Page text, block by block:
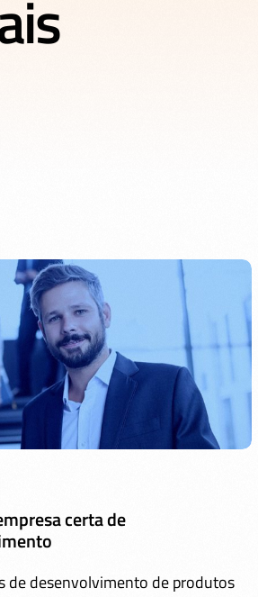
certa de
de desenvolvimento de produtos